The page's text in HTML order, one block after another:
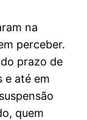
na
perceber.
prazo de
e até em
quem